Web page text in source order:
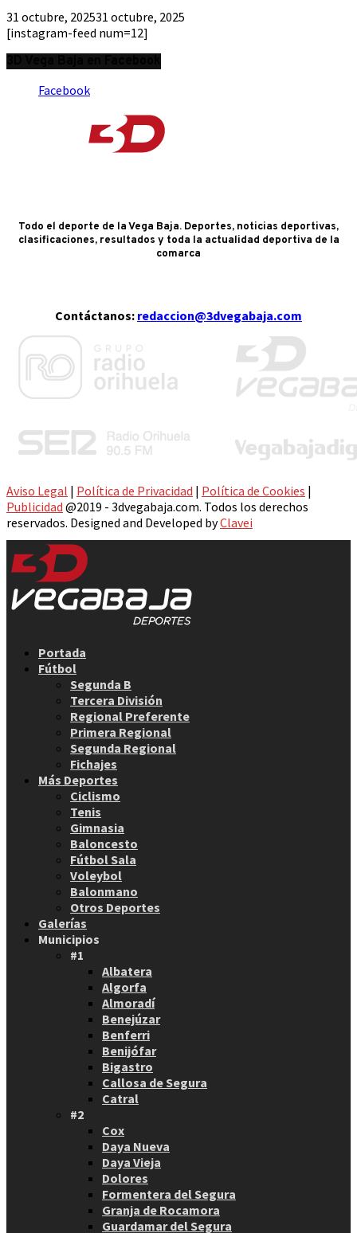
31 octubre, 202531 octubre, 2025
[instagram-feed num=12]
Facebook
Todo el deporte de la Vega Baja. Deportes, noticias deportivas,
clasificaciones, resultados y toda la actualidad deportiva de la
comarca
Contáctanos: redaccion@3dvegabaja.com
Aviso Legal | Política de Privacidad | Política de Cookies |
Publicidad @2019 - 3dvegabaja.com. Todos los derechos
reservados. Designed and Developed byClavei
Portada
Fútbol
Segunda B
Tercera División
Regional Preferente
Primera Regional
Segunda Regional
Fichajes
Más Deportes
Ciclismo
Tenis
Gimnasia
Baloncesto
Fútbol Sala
Voleybol
Balonmano
Otros Deportes
Galerías
Municipios
#1
Albatera
Algorfa
Almoradí
Benejúzar
Benferri
Benijófar
Bigastro
Callosa de Segura
Catral
#2
Cox
Daya Nueva
Daya Vieja
Dolores
Formentera del Segura
Granja de Rocamora
Guardamar del Segura